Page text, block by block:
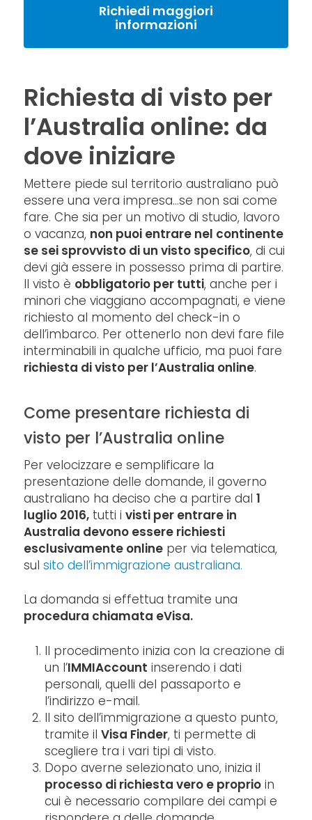
Richiedi maggiori
informazioni
Richiesta di visto per
l’Australia online: da
dove iniziare
Mettere piede sul territorio australiano può
essere una vera impresa…se non sai come
fare. Che sia per un motivo di studio, lavoro
o vacanza, non puoi entrare nel continente
se sei sprovvisto di un visto specifico, di cui
devi già essere in possesso prima di partire.
Il visto è obbligatorio per tutti, anche per i
minori che viaggiano accompagnati, e viene
richiesto al momento del check-in o
dell’imbarco. Per ottenerlo non devi fare file
interminabili in qualche ufficio, ma puoi fare
richiesta di visto per l’Australia online.
Come presentare richiesta di
visto per l’Australia online
Per velocizzare e semplificare la
presentazione delle domande, il governo
australiano ha deciso che a partire dal1
luglio 2016, tutti ivisti per entrare in
Australia devono essere richiesti
esclusivamente online per via telematica,
sul sito dell’immigrazione australiana.
La domanda si effettua tramite una
procedura chiamata eVisa.
Il procedimento inizia con la creazione di
un l’IMMIAccount inserendo i dati
personali, quelli del passaporto e
l’indirizzo e-mail.
Il sito dell’immigrazione a questo punto,
tramite ilVisa Finder, ti permette di
scegliere tra i vari tipi di visto.
Dopo averne selezionato uno, inizia il
processo di richiesta vero e proprio in
cui è necessario compilare dei campi e